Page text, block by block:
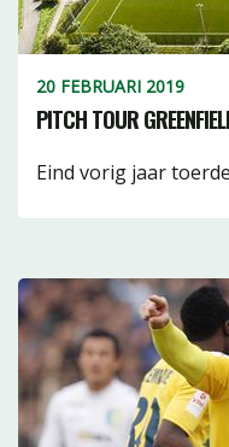
20 FEBRUARI 2019
PITCH TOUR
Eind vorig jaar